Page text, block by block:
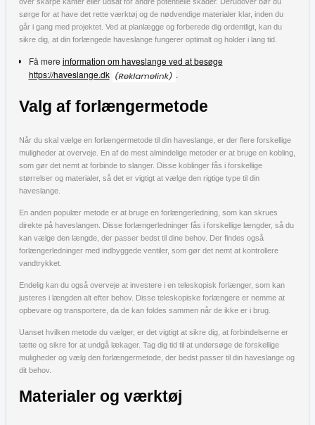
sørge for at have det rette værktøj og de nødvendige materialer klar, inden du
går i gang med projektet. Ved at planlægge og forberede dig ordentligt, kan du
sikre dig, at din forlængede haveslange fungerer optimalt og holder i lang tid.
Få mere information om haveslange ved at besøge
https://haveslange.dk
.
Valg af forlængermetode
Når du skal vælge en forlængermetode til din haveslange, er der flere forskellige
muligheder at overveje. En af de mest almindelige metoder er at bruge en kobling,
som gør det nemt at forbinde to slanger. Disse koblinger fås i forskellige
størrelser og materialer, så det er vigtigt at vælge den rigtige type til din
haveslange.
En anden populær metode er at bruge en forlængerledning, som kan skrues
direkte på haveslangen. Disse forlængerledninger fås i forskellige længder, så du
kan vælge den længde, der passer bedst til dine behov. Der findes også
forlængerledninger med indbyggede ventiler, som gør det nemt at kontrollere
vandtrykket.
Endelig kan du også overveje at investere i en teleskopisk forlænger, som kan
justeres i længden alt efter behov. Disse teleskopiske forlængere er nemme at
opbevare og transportere, da de kan foldes sammen når de ikke er i brug.
Uanset hvilken metode du vælger, er det vigtigt at sikre dig, at forbindelserne er
tætte og sikre for at undgå lækager. Tag dig tid til at undersøge de forskellige
muligheder og vælg den forlængermetode, der bedst passer til din haveslange og
dit behov.
Materialer og værktøj